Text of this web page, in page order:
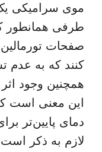
موی سرامیکی
طرفی همانطور
صفحات
کنند که به عدم
همچنین وجود اثر
این معنی است
دمای پایین‌تر
لازم به ذکر است